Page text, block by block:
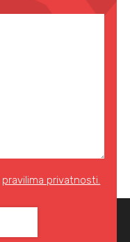
pravilima privatnosti.